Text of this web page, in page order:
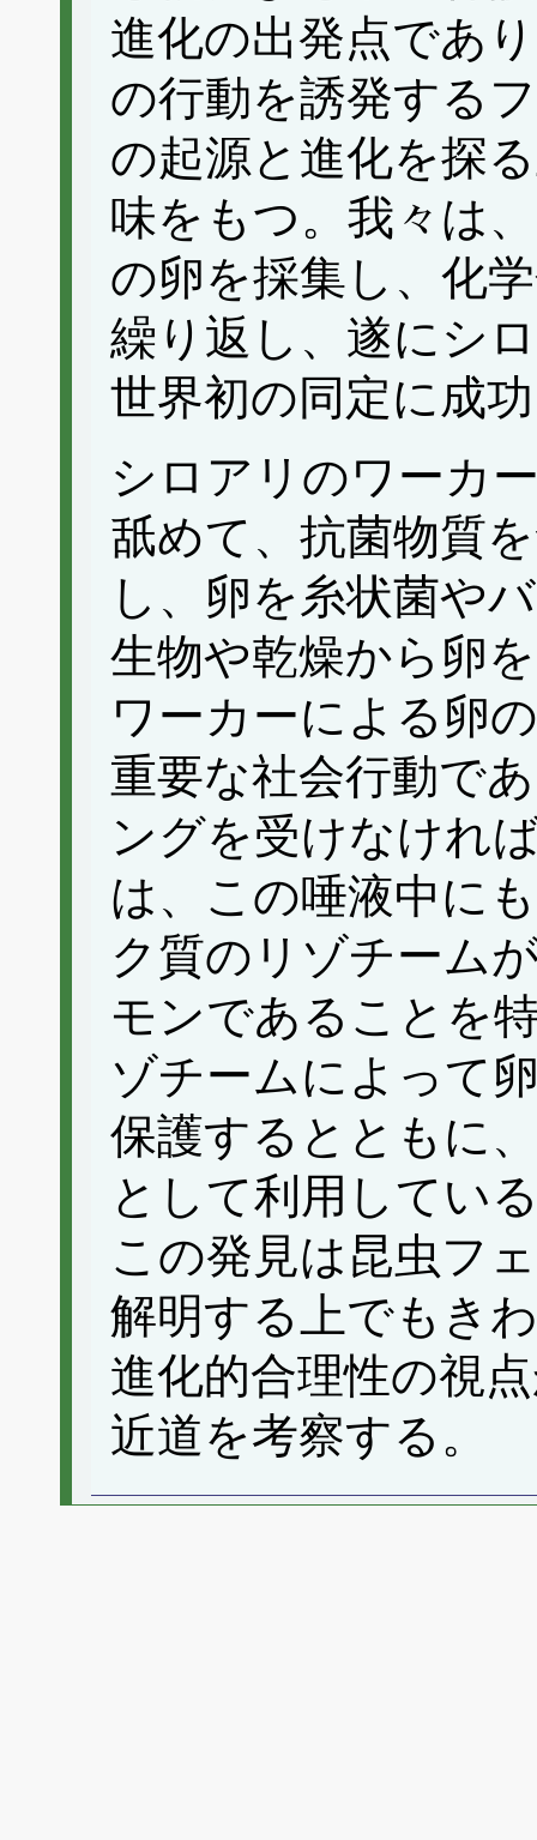
進化の出発点であ
の行動を誘発する
の起源と進化を探
味をもつ。我々は
の卵を採集し、化
繰り返し、遂にシ
世界初の同定に成
シロアリのワーカ
舐めて、抗菌物質
し、卵を糸状菌や
生物や乾燥から卵
ワーカーによる卵
重要な社会行動で
ングを受けなけれ
は、この唾液中に
ク質のリゾチーム
モンであることを
ゾチームによって
保護するとともに
として利用してい
この発見は昆虫フ
解明する上でもき
進化的合理性の視
近道を考察する。